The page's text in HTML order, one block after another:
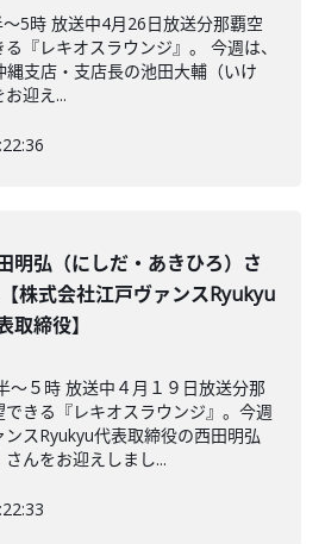
5時 放送中4月26日放送分那覇空
『レキオスラウンジ』。 今週は、
支店・支店長の池田大輔（いけ
迎え...
明弘（にしだ・あきひろ）さ
株式会社江戸ヴァンスRyukyu
取締役】
～５時 放送中４月１９日放送分那
きる『レキオスラウンジ』。今週
スRyukyu代表取締役の西田明弘
さんをお迎えしまし...